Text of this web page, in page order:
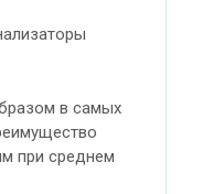
в самых
при среднем